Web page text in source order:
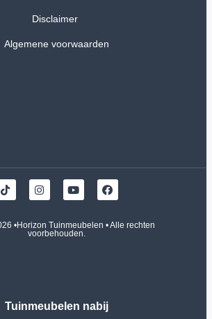
Disclaimer
Algemene voorwaarden
•Horizon Tuinmeubelen • Alle rechten
voorbehouden.
Tuinmeubelen nabij